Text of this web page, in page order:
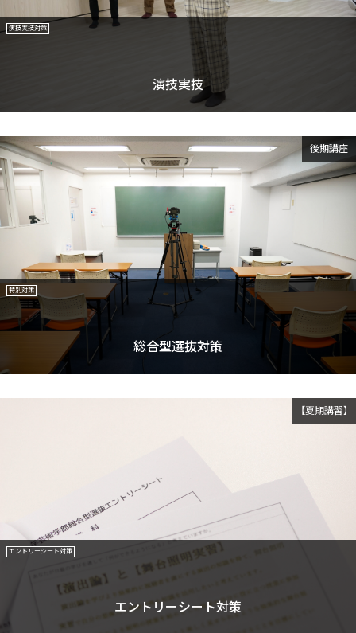
演技実技対策
演技実技
後期講座
特別対策
総合型選抜対策
【夏期講習】
エントリーシート対策
エントリーシート対策